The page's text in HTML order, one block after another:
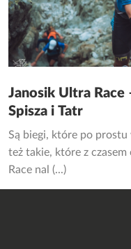
Janosik Ultra Race
Spisza i Tatr
Są biegi, które po prostu
też takie, które z
Race nal (...)